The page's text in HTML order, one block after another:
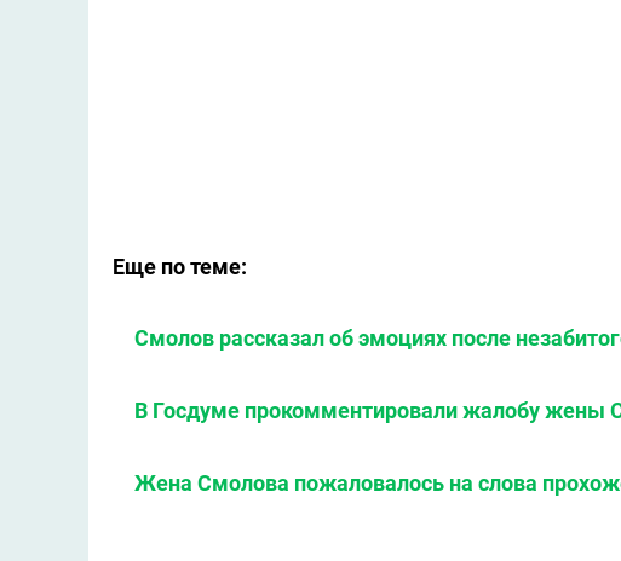
Еще по теме:
Смолов рассказал об эмоциях после
В Госдуме прокомментировали жалобу жены
Жена Смолова пожаловалось на слова